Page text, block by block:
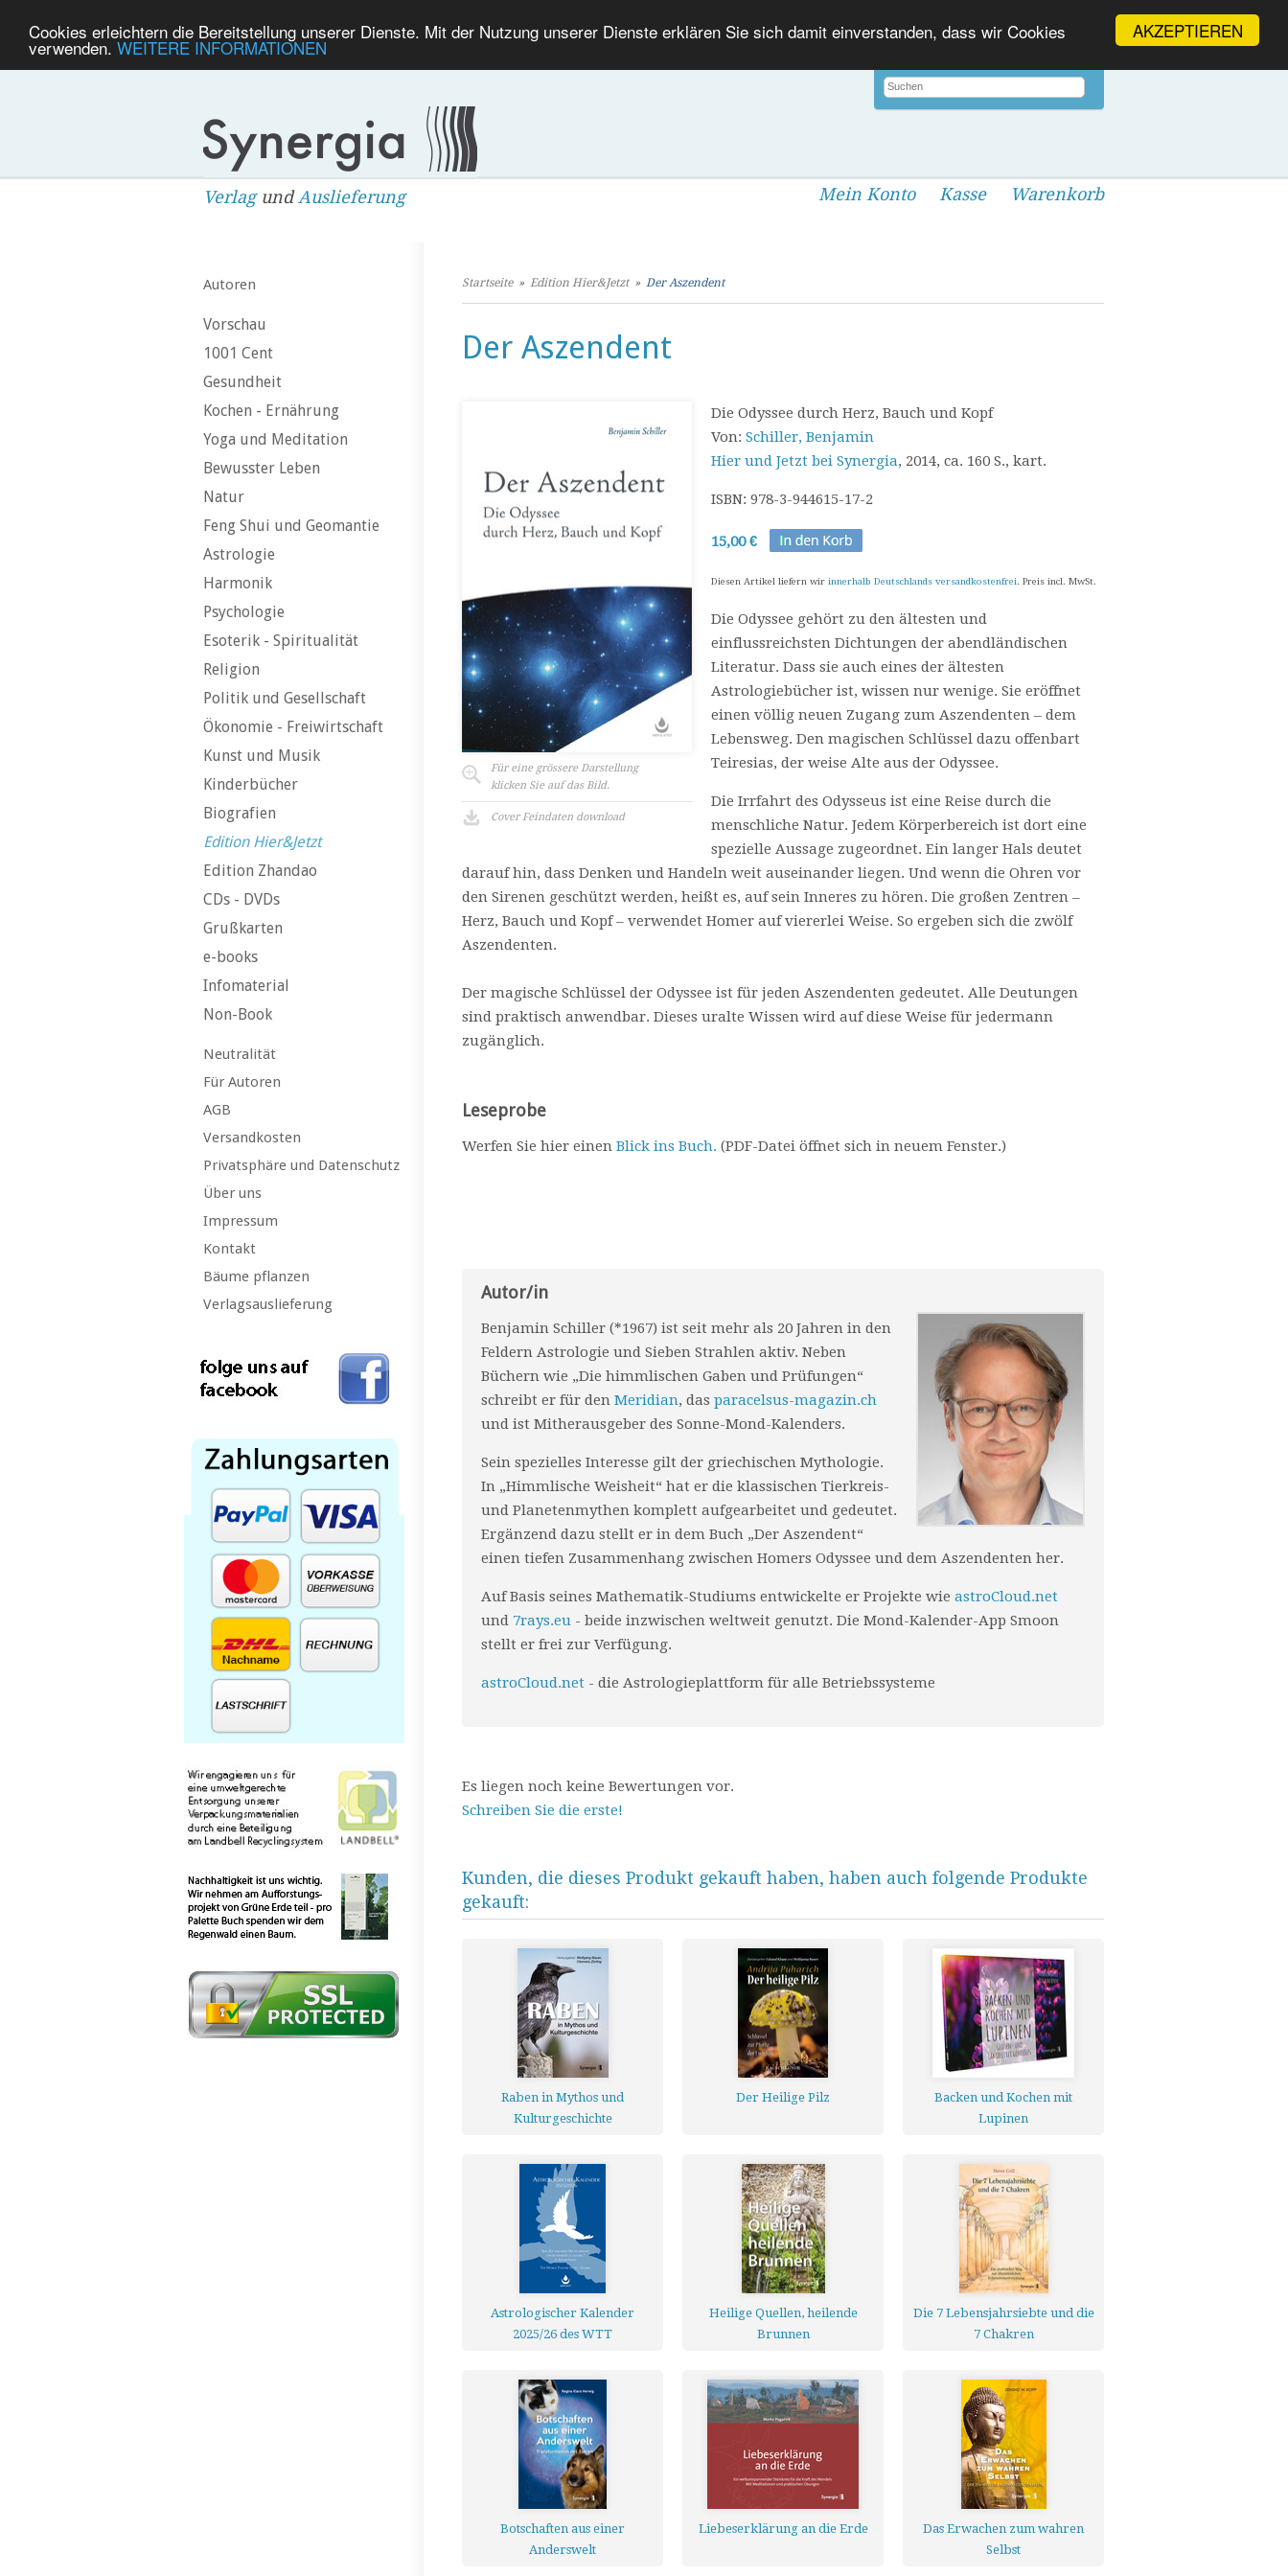
AKZEPTIEREN
Cookies erleichtern die Bereitstellung unserer Dienste. Mit der Nutzung unserer Dienste erklären Sie sich damit einverstanden, dass wir Cookies
verwenden. WEITERE INFORMATIONEN
VerlagundAuslieferung Mein Konto Kasse Warenkorb
Autoren
Vorschau
1001 Cent
Gesundheit
Kochen - Ernährung
Yoga und Meditation
Bewusster Leben
Natur
Feng Shui und Geomantie
Astrologie
Harmonik
Psychologie
Esoterik - Spiritualität
Religion
Politik und Gesellschaft
Ökonomie - Freiwirtschaft
Kunst und Musik
Kinderbücher
Biografien
Edition Hier&Jetzt
Edition Zhandao
CDs - DVDs
Grußkarten
e-books
Infomaterial
Non-Book
Neutralität
Für Autoren
AGB
Versandkosten
Privatsphäre und Datenschutz
Über uns
Impressum
Kontakt
Bäume pflanzen
Verlagsauslieferung
Startseite» Edition Hier&Jetzt» Der Aszendent
Der Aszendent
Für eine grössere Darstellung
klicken Sie auf das Bild.
Cover Feindaten download
Die Odyssee durch Herz, Bauch und Kopf
Von: Schiller, Benjamin
Hier und Jetzt bei Synergia, 2014, ca. 160 S., kart.
ISBN: 978-3-944615-17-2
15,00 €
Diesen Artikel liefern wir innerhalb Deutschlands versandkostenfrei. Preis incl. MwSt.
Die Odyssee gehört zu den ältesten und
einflussreichsten Dichtungen der abendländischen
Literatur. Dass sie auch eines der ältesten
Astrologiebücher ist, wissen nur wenige. Sie eröffnet
einen völlig neuen Zugang zum Aszendenten – dem
Lebensweg. Den magischen Schlüssel dazu offenbart
Teiresias, der weise Alte aus der Odyssee.
Die Irrfahrt des Odysseus ist eine Reise durch die
menschliche Natur. Jedem Körperbereich ist dort eine
spezielle Aussage zugeordnet. Ein langer Hals deutet
darauf hin, dass Denken und Handeln weit auseinander liegen. Und wenn die Ohren vor
den Sirenen geschützt werden, heißt es, auf sein Inneres zu hören. Die großen Zentren –
Herz, Bauch und Kopf – verwendet Homer auf viererlei Weise. So ergeben sich die zwölf
Aszendenten.
Der magische Schlüssel der Odyssee ist für jeden Aszendenten gedeutet. Alle Deutungen
sind praktisch anwendbar. Dieses uralte Wissen wird auf diese Weise für jedermann
zugänglich.
Leseprobe
Werfen Sie hier einen Blick ins Buch. (PDF-Datei öffnet sich in neuem Fenster.)
Autor/in
Benjamin Schiller (*1967) ist seit mehr als 20 Jahren in den
Feldern Astrologie und Sieben Strahlen aktiv. Neben
Büchern wie „Die himmlischen Gaben und Prüfungen“
schreibt er für den Meridian, das paracelsus-magazin.ch
und ist Mitherausgeber des Sonne-Mond-Kalenders.
Sein spezielles Interesse gilt der griechischen Mythologie.
In „Himmlische Weisheit“ hat er die klassischen Tierkreis-
und Planetenmythen komplett aufgearbeitet und gedeutet.
Ergänzend dazu stellt er in dem Buch „Der Aszendent“
einen tiefen Zusammenhang zwischen Homers Odyssee und dem Aszendenten her.
Auf Basis seines Mathematik-Studiums entwickelte er Projekte wie astroCloud.net
und 7rays.eu - beide inzwischen weltweit genutzt. Die Mond-Kalender-App Smoon
stellt er frei zur Verfügung.
astroCloud.net - die Astrologieplattform für alle Betriebssysteme
Es liegen noch keine Bewertungen vor.
Schreiben Sie die erste!
Kunden, die dieses Produkt gekauft haben, haben auch folgende Produkte
gekauft:
Raben in Mythos und
Kulturgeschichte
Der Heilige Pilz
Backen und Kochen mit
Lupinen
Astrologischer Kalender
2025/26 des WTT
Heilige Quellen, heilende
Brunnen
Die 7 Lebensjahrsiebte und die
7 Chakren
Botschaften aus einer
Anderswelt
Liebeserklärung an die Erde
Das Erwachen zum wahren
Selbst